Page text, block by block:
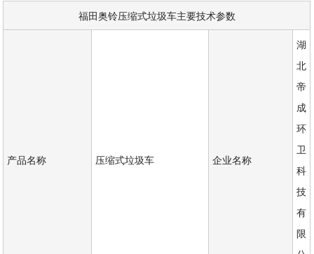
福田奥铃压缩式垃圾车主要技术参数
产品名称 压缩式垃圾车 企业名称
湖
北
帝
成
环
卫
科
技
有
限